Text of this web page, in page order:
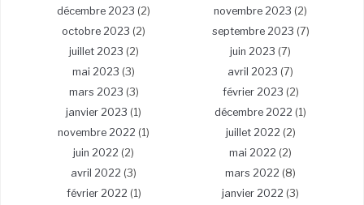
décembre 2023 (2) novembre 2023 (2)
octobre 2023 (2) septembre 2023 (7)
juillet 2023 (2) juin 2023 (7)
mai 2023 (3) avril 2023 (7)
mars 2023 (3) février 2023 (2)
janvier 2023 (1) décembre 2022 (1)
novembre 2022 (1) juillet 2022 (2)
juin 2022 (2) mai 2022 (2)
avril 2022 (3) mars 2022 (8)
février 2022 (1) janvier 2022 (3)